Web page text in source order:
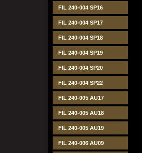
FIL 240-004 SP16
FIL 240-004 SP17
FIL 240-004 SP18
FIL 240-004 SP19
FIL 240-004 SP20
FIL 240-004 SP22
FIL 240-005 AU17
FIL 240-005 AU18
FIL 240-005 AU19
FIL 240-006 AU09